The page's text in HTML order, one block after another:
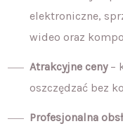
elektroniczne,
wideo oraz
Atrakcyjne ceny–
oszczędzać bez
Profesjonalna